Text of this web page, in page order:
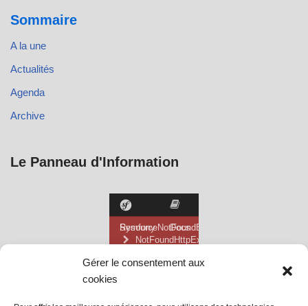
Gérer le consentement aux
cookies
Sommaire
A la une
Actualités
Agenda
Archive
Le Panneau d'Information